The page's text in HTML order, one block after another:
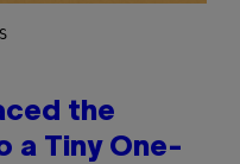
the
a Tiny One-